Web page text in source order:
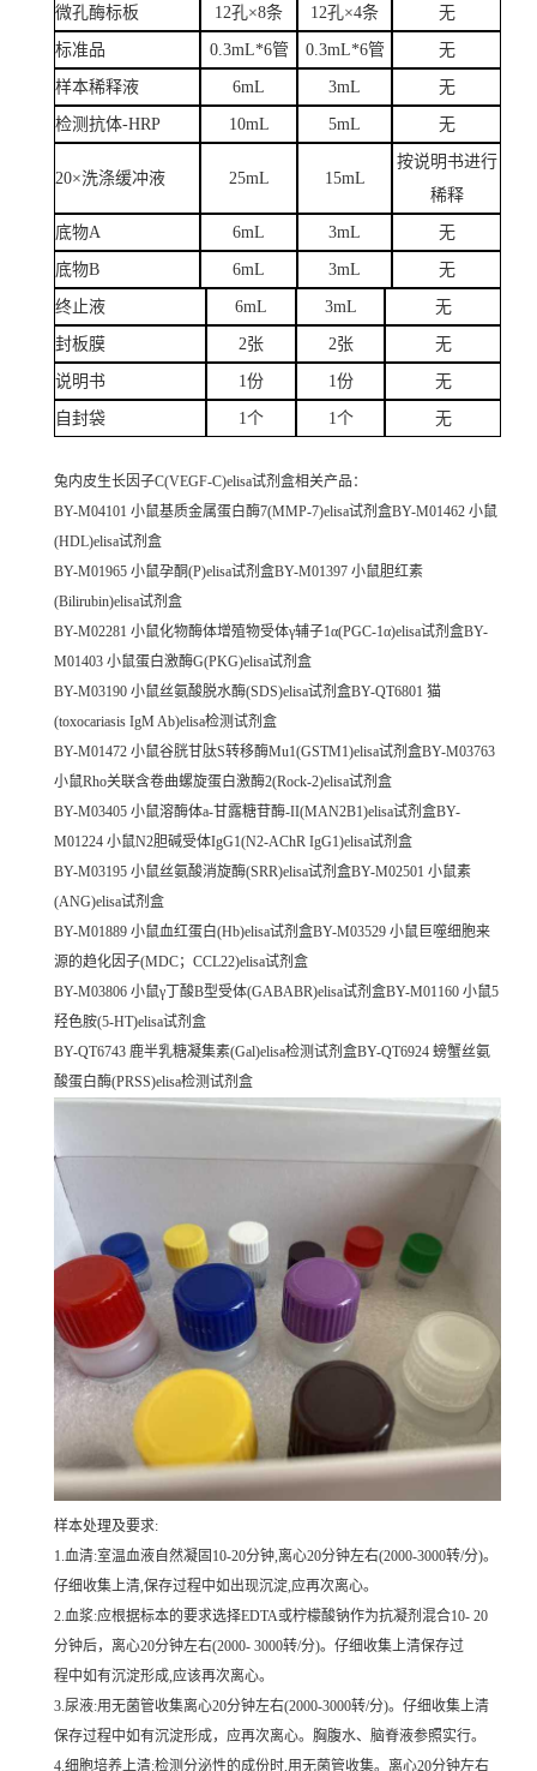
微孔酶标板 12孔×8条 12孔×4条 无
标准品 0.3mL*6管 0.3mL*6管 无
样本稀释液 6mL 3mL 无
检测抗体-HRP 10mL 5mL 无
20×洗涤缓冲液 25mL 15mL
按说明书进行
稀释
底物A 6mL 3mL 无
底物B 6mL 3mL 无
终止液 6mL 3mL 无
封板膜 2张 2张 无
说明书 1份 1份 无
自封袋 1个 1个 无
兔内皮生长因子C(VEGF-C)elisa试剂盒相关产品：
BY-M04101 小鼠基质金属蛋白酶7(MMP-7)elisa试剂盒BY-M01462 小鼠
(HDL)elisa试剂盒
BY-M01965 小鼠孕酮(P)elisa试剂盒BY-M01397 小鼠胆红素
(Bilirubin)elisa试剂盒
BY-M02281 小鼠化物酶体增殖物受体γ辅子1α(PGC-1α)elisa试剂盒BY-
M01403 小鼠蛋白激酶G(PKG)elisa试剂盒
BY-M03190 小鼠丝氨酸脱水酶(SDS)elisa试剂盒BY-QT6801 猫
(toxocariasis IgM Ab)elisa检测试剂盒
BY-M01472 小鼠谷胱甘肽S转移酶Mu1(GSTM1)elisa试剂盒BY-M03763
小鼠Rho关联含卷曲螺旋蛋白激酶2(Rock-2)elisa试剂盒
BY-M03405 小鼠溶酶体a-甘露糖苷酶-II(MAN2B1)elisa试剂盒BY-
M01224 小鼠N2胆碱受体IgG1(N2-AChR IgG1)elisa试剂盒
BY-M03195 小鼠丝氨酸消旋酶(SRR)elisa试剂盒BY-M02501 小鼠素
(ANG)elisa试剂盒
BY-M01889 小鼠血红蛋白(Hb)elisa试剂盒BY-M03529 小鼠巨噬细胞来
源的趋化因子(MDC；CCL22)elisa试剂盒
BY-M03806 小鼠γ丁酸B型受体(GABABR)elisa试剂盒BY-M01160 小鼠5
羟色胺(5-HT)elisa试剂盒
BY-QT6743 鹿半乳糖凝集素(Gal)elisa检测试剂盒BY-QT6924 螃蟹丝氨
酸蛋白酶(PRSS)elisa检测试剂盒
样本处理及要求:
1.血清:室温血液自然凝固10-20分钟,离心20分钟左右(2000-3000转/分)。
仔细收集上清,保存过程中如出现沉淀,应再次离心。
2.血浆:应根据标本的要求选择EDTA或柠檬酸钠作为抗凝剂混合10- 20
分钟后，离心20分钟左右(2000- 3000转/分)。仔细收集上清保存过
程中如有沉淀形成,应该再次离心。
3.尿液:用无菌管收集离心20分钟左右(2000-3000转/分)。仔细收集上清
保存过程中如有沉淀形成，应再次离心。胸腹水、脑脊液参照实行。
4.细胞培养上清:检测分泌性的成份时,用无菌管收集。离心20分钟左右